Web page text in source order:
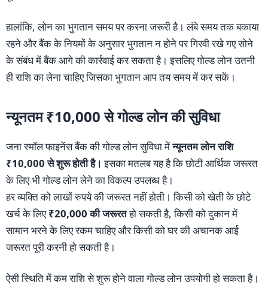
हालांकि, लोन का भुगतान समय पर करना जरूरी है। लंबे समय तक बकाया
रहने और बैंक के नियमों के अनुसार भुगतान न होने पर गिरवी रखे गए सोने
के संबंध में बैंक आगे की कार्रवाई कर सकता है। इसलिए गोल्ड लोन उतनी
ही राशि का लेना चाहिए जिसका भुगतान आप तय समय में कर सकें।
न्यूनतम ₹10,000 से गोल्ड लोन की सुविधा
जना स्मॉल फाइनेंस बैंक की गोल्ड लोन सुविधा मेंन्यूनतम लोन राशि
₹10,000 से शुरू होती है। इसका मतलब यह है कि छोटी आर्थिक जरूरत
के लिए भी गोल्ड लोन लेने का विकल्प उपलब्ध है।
हर व्यक्ति को लाखों रुपये की जरूरत नहीं होती। किसी को खेती के छोटे
खर्च के लिए₹20,000 की जरूरतहो सकती है, किसी को दुकान में
सामान भरने के लिए रकम चाहिए और किसी को घर की अचानक आई
जरूरत पूरी करनी हो सकती है।
ऐसी स्थिति में कम राशि से शुरू होने वाला गोल्ड लोन उपयोगी हो सकता है।